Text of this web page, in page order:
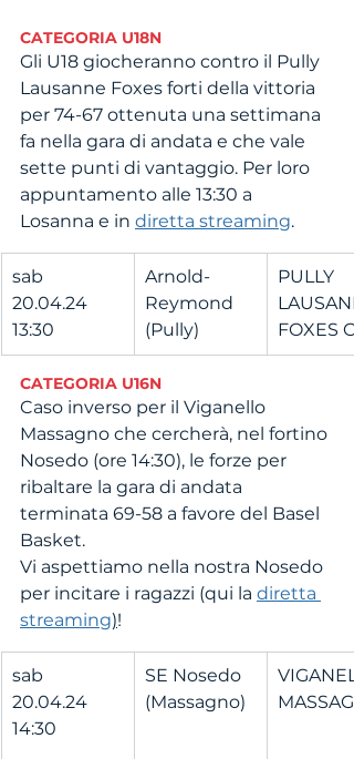
CATEGORIA U18N
Gli U18 giocheranno contro il Pully
Lausanne Foxes forti della vittoria
per 74-67 ottenuta una settimana
fa nella gara di andata e che vale
sette punti di vantaggio. Per loro
appuntamento alle 13:30 a
Losanna e in diretta streaming.
sab
20.04.24
13:30
Arnold-
Reymond
(Pully)
PULLY
FOXES
CATEGORIA U16N
Caso inverso per il Viganello
Massagno che cercherà, nel fortino
Nosedo (ore 14:30), le forze per
ribaltare la gara di andata
terminata 69-58 a favore del Basel
Basket.
Vi aspettiamo nella nostra Nosedo
per incitare i ragazzi (qui la diretta
streaming)!
sab
20.04.24
14:30
SE Nosedo
(Massagno)